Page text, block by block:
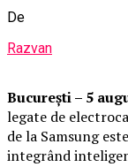
De
Razvan
București – 5
legate de
de la Samsung
integrând